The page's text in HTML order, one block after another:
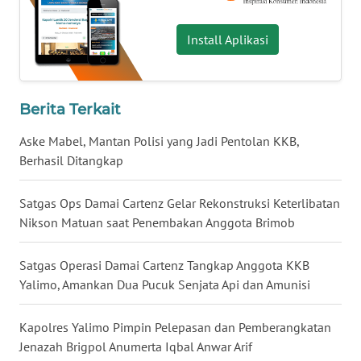
Install Aplikasi
Berita Terkait
Aske Mabel, Mantan Polisi yang Jadi Pentolan KKB,
Berhasil Ditangkap
Satgas Ops Damai Cartenz Gelar Rekonstruksi Keterlibatan
Nikson Matuan saat Penembakan Anggota Brimob
Satgas Operasi Damai Cartenz Tangkap Anggota KKB
Yalimo, Amankan Dua Pucuk Senjata Api dan Amunisi
Kapolres Yalimo Pimpin Pelepasan dan Pemberangkatan
Jenazah Brigpol Anumerta Iqbal Anwar Arif
WN
BABEL
WN
SUMBAR
WN
SUMSEL
WN
BENGKULU
WN
LAMPUNG
WN
JATENG